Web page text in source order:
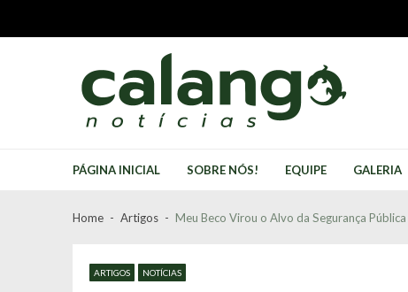
navigation
content
PÁGINA INICIAL SOBRE NÓS! EQUIPE GALERIA
Home Artigos Meu Beco Virou o Alvo da Segurança Pública
ARTIGOS NOTÍCIAS